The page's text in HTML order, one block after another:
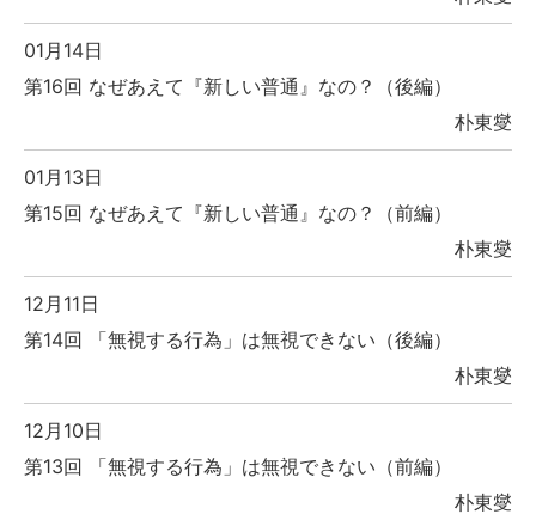
01月14日
第16回 なぜあえて『新しい普通』なの？（後編）
朴東燮
01月13日
第15回 なぜあえて『新しい普通』なの？（前編）
朴東燮
12月11日
第14回 「無視する行為」は無視できない（後編）
朴東燮
12月10日
第13回 「無視する行為」は無視できない（前編）
朴東燮